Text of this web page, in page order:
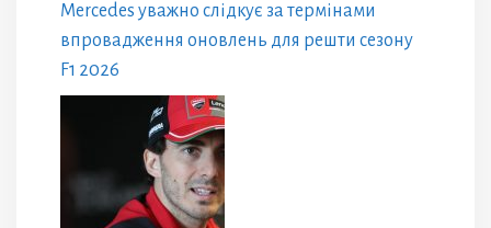
Mercedes уважно слідкує за термінами
впровадження оновлень для решти сезону
F1 2026